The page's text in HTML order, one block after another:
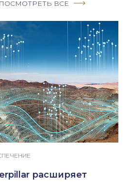
ПОСМОТРЕТЬ ВСЕ
расширяет